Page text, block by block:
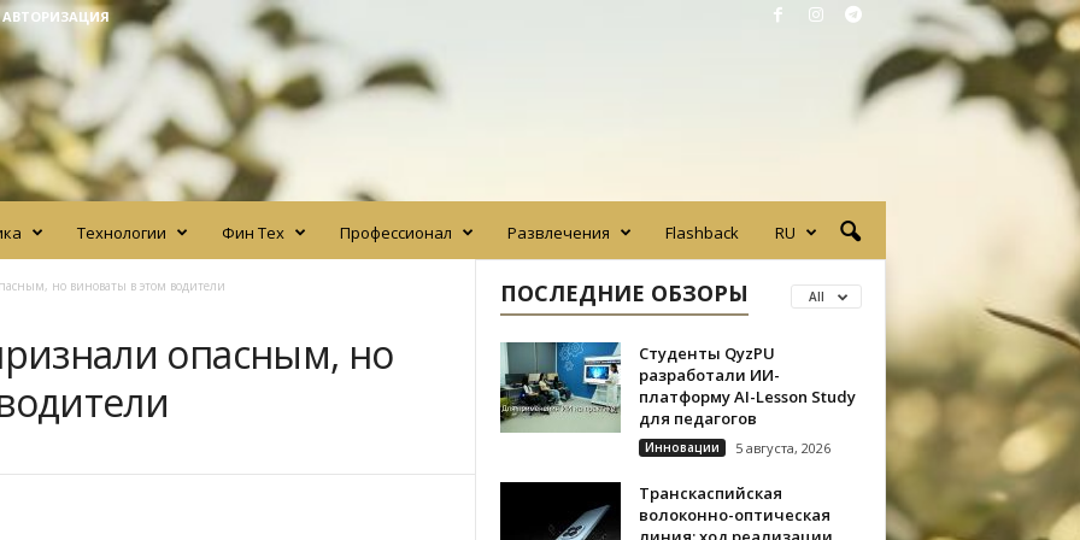
АВТОРИЗАЦИЯ
Технологии Фин Тех Профессионал Развлечения Flashback RU
но виноваты в этом водители
опасным, но
ПОСЛЕДНИЕ ОБЗОРЫ All
Студенты QyzPU
разработали ИИ-
платформу AI-Lesson Study
для педагогов
Инновации 5 августа, 2026
Транскаспийская
волоконно-оптическая